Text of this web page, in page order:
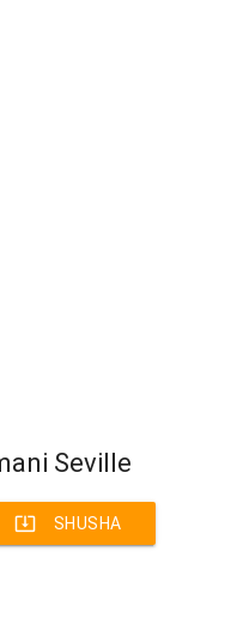
Seville
system_update_alt SHUSHA